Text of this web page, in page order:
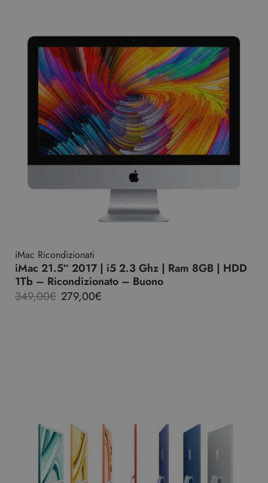
iMac Ricondizionati
iMac 21.5″ 2017 | i5 2.3 Ghz | Ram 8GB | HDD
1Tb – Ricondizionato – Buono
349,00€ 279,00€